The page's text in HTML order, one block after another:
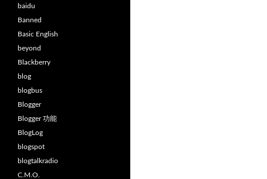
baidu
Banned
Basic English
beyond
Blackberry
blog
blogbus
Blogger
Blogger 功能
BlogLog
blogspot
blogtalkradio
C.M.O.